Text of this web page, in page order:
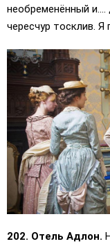
необременённый
чересчур тосклив. Я
202. Отель Адлон.